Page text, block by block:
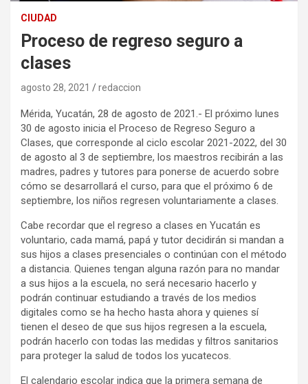
CIUDAD
Proceso de regreso seguro a
clases
agosto 28, 2021 redaccion
Mérida, Yucatán, 28 de agosto de 2021.- El próximo lunes
30 de agosto inicia el Proceso de Regreso Seguro a
Clases, que corresponde al ciclo escolar 2021-2022, del 30
de agosto al 3 de septiembre, los maestros recibirán a las
madres, padres y tutores para ponerse de acuerdo sobre
cómo se desarrollará el curso, para que el próximo 6 de
septiembre, los niños regresen voluntariamente a clases.
Cabe recordar que el regreso a clases en Yucatán es
voluntario, cada mamá, papá y tutor decidirán si mandan a
sus hijos a clases presenciales o continúan con el método
a distancia. Quienes tengan alguna razón para no mandar
a sus hijos a la escuela, no será necesario hacerlo y
podrán continuar estudiando a través de los medios
digitales como se ha hecho hasta ahora y quienes sí
tienen el deseo de que sus hijos regresen a la escuela,
podrán hacerlo con todas las medidas y filtros sanitarios
para proteger la salud de todos los yucatecos.
El calendario escolar indica que la primera semana de